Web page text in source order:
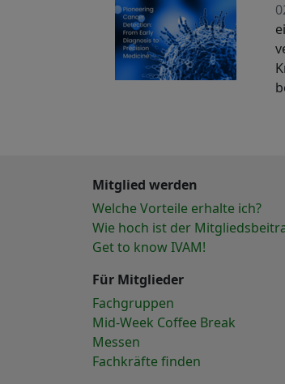
Mitglied werden
Welche Vorteile erhalte ich?
Wie hoch ist der
Get to know IVAM!
Für Mitglieder
Fachgruppen
Mid-Week Coffee Break
Messen
Fachkräfte finden